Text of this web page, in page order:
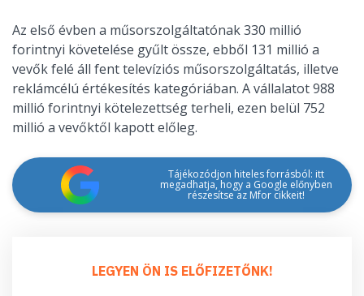
Az első évben a műsorszolgáltatónak 330 millió
forintnyi követelése gyűlt össze, ebből 131 millió a
vevők felé áll fent televíziós műsorszolgáltatás, illetve
reklámcélú értékesítés kategóriában. A vállalatot 988
millió forintnyi kötelezettség terheli, ezen belül 752
millió a vevőktől kapott előleg.
Tájékozódjon hiteles forrásból: itt
megadhatja, hogy a Google előnyben
részesítse az Mfor cikkeit!
LEGYEN ÖN IS ELŐFIZETŐNK!